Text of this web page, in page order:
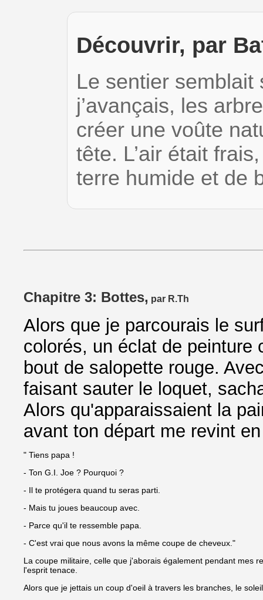
Découvrir, par
Le sentier semblait
j’avançais, les
créer une voûte
tête. L’air était
terre humide et de
Chapitre 3: Bottes, par R.Th
Alors que je parcourais le
colorés, un éclat de peinture
bout de salopette rouge.
faisant sauter le loquet,
Alors qu'apparaissaient la
avant ton départ me revint
" Tiens papa !
- Ton G.I. Joe ? Pourquoi ?
- Il te protégera quand tu seras parti.
- Mais tu joues beaucoup avec.
- Parce qu'il te ressemble papa.
- C'est vrai que nous avons la même coupe de cheveux."
La coupe militaire, celle que j'aborais également pendant mes
l'esprit tenace.
Alors que je jettais un coup d'oeil à travers les branches, le